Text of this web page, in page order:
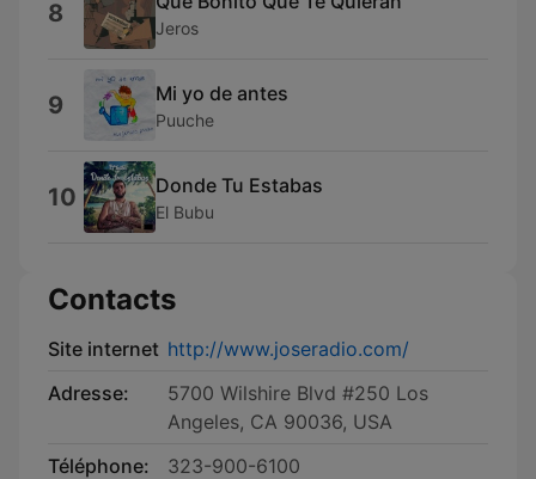
8 Jeros
9 Mi yo de antes
Puuche
10 Donde Tu Estabas
El Bubu
Contacts
Site internet http://www.joseradio.com/
Adresse:
5700 Wilshire Blvd #250 Los
Angeles, CA 90036, USA
Téléphone:
323-900-6100